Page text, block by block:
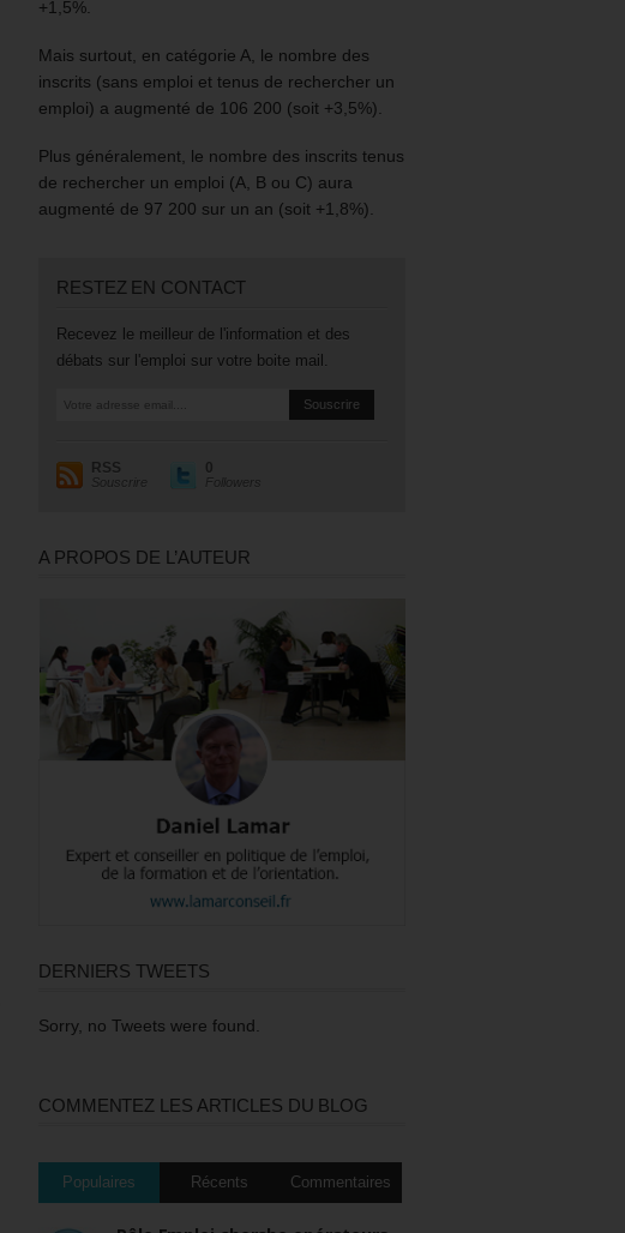
+1,5%.
Mais surtout, en catégorie A, le nombre des
inscrits (sans emploi et tenus de rechercher un
emploi) a augmenté de 106 200 (soit +3,5%).
Plus généralement, le nombre des inscrits tenus
de rechercher un emploi (A, B ou C) aura
augmenté de 97 200 sur un an (soit +1,8%).
RESTEZ EN CONTACT
Recevez le meilleur de l'information et des
débats sur l'emploi sur votre boite mail.
RSS
Souscrire
0
Followers
A PROPOS DE L’AUTEUR
DERNIERS TWEETS
Sorry, no Tweets were found.
COMMENTEZ LES ARTICLES DU BLOG
Populaires Récents Commentaires